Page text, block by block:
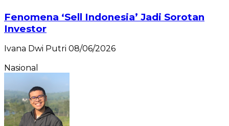
Fenomena ‘Sell Indonesia’ Jadi Sorotan
Investor
Ivana Dwi Putri 08/06/2026
Nasional